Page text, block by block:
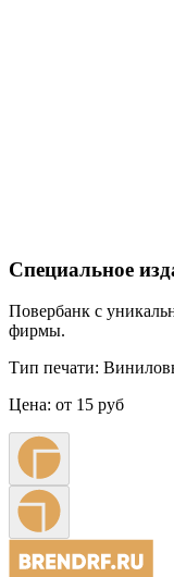
Специальное
Повербанк с
фирмы.
Тип печати:
Цена: от 15 руб